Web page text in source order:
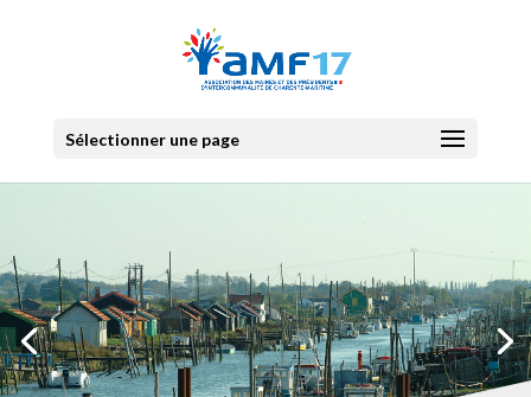
Sélectionner une page